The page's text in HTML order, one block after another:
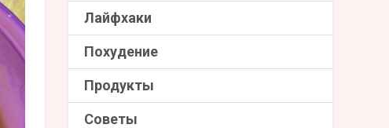
Лайфхаки
Похудение
Продукты
Советы